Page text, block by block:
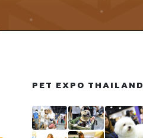
PET EXPO THAILAND